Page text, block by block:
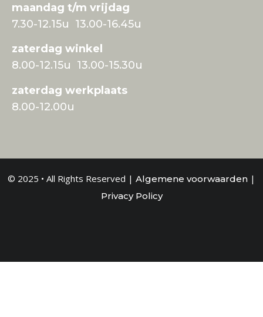
maandag t/m vrijdag
7.30-12.15u 13.00-16.45u
zaterdag winkel
8.00-12.15u 13.00-15.30u
zaterdag werkplaats
8.00-12.00u
© 2025 • All Rights Reserved | Algemene voorwaarden |
Privacy Policy